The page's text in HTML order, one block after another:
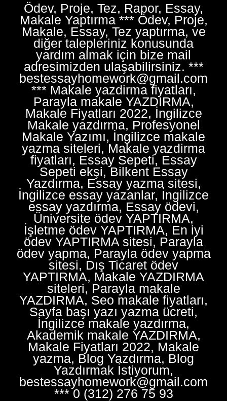
Ödev, Proje, Tez, Rapor, Essay,
Makale Yaptırma *** Ödev, Proje,
Makale, Essay, Tez yaptırma, ve
diğer talepleriniz konusunda
yardım almak için bize mail
adresimizden ulaşabilirsiniz. ***
bestessayhomework@gmail.com
*** Makale yazdirma fiyatları,
Parayla makale YAZDIRMA,
Makale Fiyatları 2022, İngilizce
Makale yazdırma, Profesyonel
Makale Yazımı, İngilizce makale
yazma siteleri, Makale yazdirma
fiyatları, Essay Sepeti, Essay
Sepeti ekşi, Bilkent Essay
Yazdırma, Essay yazma sitesi,
İngilizce essay yazanlar, İngilizce
essay yazdırma, Essay ödevi,
Üniversite ödev YAPTIRMA,
İşletme ödev YAPTIRMA, En iyi
ödev YAPTIRMA sitesi, Parayla
ödev yapma, Parayla ödev yapma
sitesi, Dış Ticaret ödev
YAPTIRMA, Makale YAZDIRMA
siteleri, Parayla makale
YAZDIRMA, Seo makale fiyatları,
Sayfa başı yazı yazma ücreti,
İngilizce makale yazdırma,
Akademik makale YAZDIRMA,
Makale Fiyatları 2022, Makale
yazma, Blog Yazdırma, Blog
Yazdırmak İstiyorum,
bestessayhomework@gmail.com
*** 0 (312) 276 75 93